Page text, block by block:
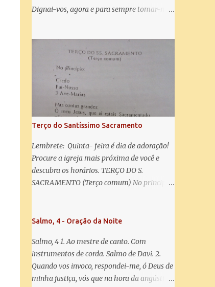
Dignai-vos, agora e para sempre tomar-nos
Salve Rainha: Salve Rainha , Mãe de
misericórdia, vida, doçura, esperança nossa,
salve! A vós bradamos os degredados filhos
de Eva, a vós suspiramos, gemendo e
chorando neste vale de lágrimas. Eia, pois,
Advogada nossa, estes vossos olhos
misericordiosos a nós volvei, e depois deste
desterro, mostrai-nos Jesus. Bendito é o
fruto do vosso ventre, ó clemente, ó piedosa,
ó doce e sempre Virgem Maria. Rogai por
nós Santa Mãe de Deus. Para que sejamos
dignos das promessas de Cristo. Amém.
Terço do Santíssimo Sacramento
Lembrete: Quinta- feira é dia de adoração!
Procure a igreja mais próxima de você e
descubra os horários. TERÇO DO S.
SACRAMENTO (Terço comum) No principio:
Sacramentado, não permitais que eu viva
coração ao Vosso e o Vosso ao meu, e, nem
sem Vós morra eu! Nas contas pequenas:
Sacramento de Amor! Misericórdia Senhor!
Glória ao Pai: Cristo pão da vida e remédio
Salmo, 4 - Oração da Noite
Salmo, 4 1. Ao mestre de canto. Com
instrumentos de corda. Salmo de Davi. 2.
Quando vos invoco, respondei-me, ó Deus de
minha justiça, vós que na hora da angústia